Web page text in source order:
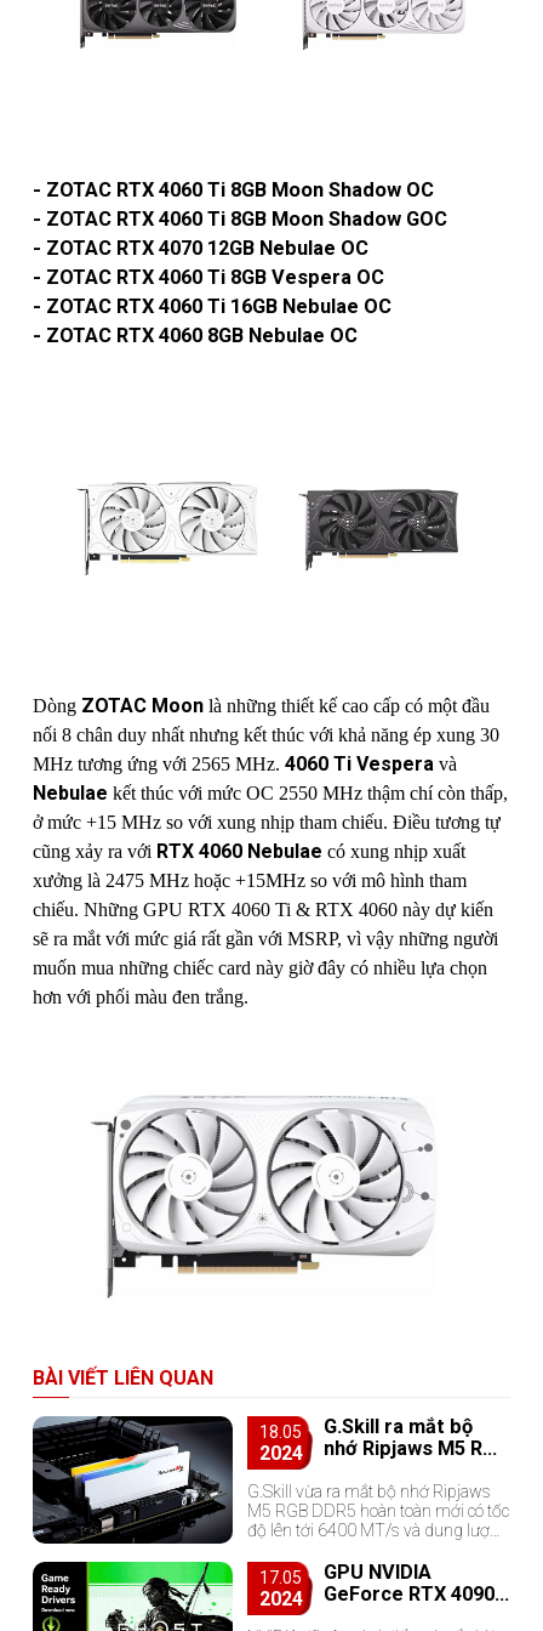
- ZOTAC RTX 4060 Ti 8GB Moon Shadow OC
- ZOTAC RTX 4060 Ti 8GB Moon Shadow GOC
- ZOTAC RTX 4070 12GB Nebulae OC
- ZOTAC RTX 4060 Ti 8GB Vespera OC
- ZOTAC RTX 4060 Ti 16GB Nebulae OC
- ZOTAC RTX 4060 8GB Nebulae OC
Dòng ZOTAC Moon là những thiết kế cao cấp có một đầu
nối 8 chân duy nhất nhưng kết thúc với khả năng ép xung 30
MHz tương ứng với 2565 MHz. 4060 Ti Vespera và
Nebulae kết thúc với mức OC 2550 MHz thậm chí còn thấp,
ở mức +15 MHz so với xung nhịp tham chiếu. Điều tương tự
cũng xảy ra với RTX 4060 Nebulae có xung nhịp xuất
xưởng là 2475 MHz hoặc +15MHz so với mô hình tham
chiếu. Những GPU RTX 4060 Ti & RTX 4060 này dự kiến
sẽ ra mắt với mức giá rất gần với MSRP, vì vậy những người
muốn mua những chiếc card này giờ đây có nhiều lựa chọn
hơn với phối màu đen trắng.
BÀI VIẾT LIÊN QUAN
18.05
2024
G.Skill ra mắt bộ
nhớ Ripjaws M5 RGB
G.Skill vừa ra mắt bộ nhớ Ripjaws
M5 RGB DDR5 hoàn toàn mới có tốc
độ lên tới 6400 MT/s và dung lượng
17.05
2024
GPU NVIDIA
GeForce RTX 4090